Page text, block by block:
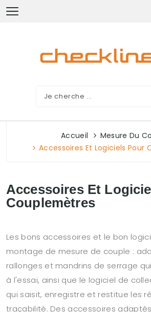
Accueil
Mesure Du
Accessoires Et Logiciels Pour
Accessoires Et
Couplemètres
Les bons accessoires et le bon
montage de mesure de couple :
rallonges et mandrins de serrage
à l'essai, ainsi que le logiciel de
qui saisit, enregistre et restitue les
traçabilité. Des accessoires